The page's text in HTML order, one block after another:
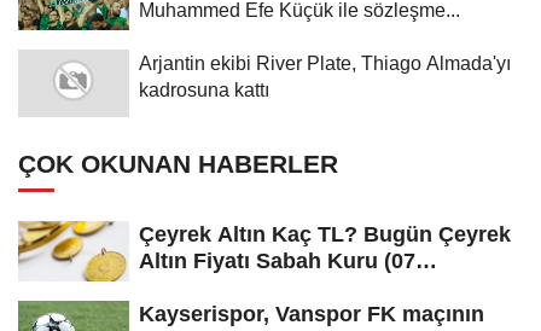
Muhammed Efe Küçük ile sözleşme...
Arjantin ekibi River Plate, Thiago Almada'yı
kadrosuna kattı
ÇOK OKUNAN HABERLER
Çeyrek Altın Kaç TL? Bugün Çeyrek
Altın Fiyatı Sabah Kuru (07
Kayserispor, Vanspor FK maçının